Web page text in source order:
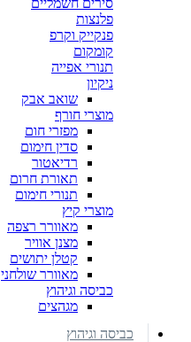
סירים חשמליים
פלנצות
פנקייק וקרפ
קומקום
תנורי אפייה
ניקיון
שואב אבק
מוצרי חורף
מפזרי חום
סדין חימום
רדיאטור
תאורת חרום
תנורי חימום
מוצרי קיץ
מאוורר רצפה
מצנן אוויר
קטלן יתושים
מאוורר שולחני
כביסה וגיהוץ
מגהצים
כביסה וגיהוץ